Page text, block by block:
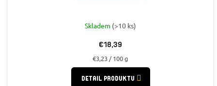
Skladem (>10 ks)
€18,39
Jednotková
cena:
€3,23 / 100 g
DETAIL PRODUKTU